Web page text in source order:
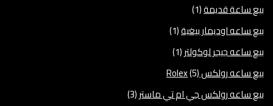
بيع ساعة قديمة(1)
بيع ساعه اوديمار بيغية(1)
بيع ساعه جيجر لوكولتر(1)
بيع ساعه رولكس Rolex(5)
بيع ساعه رولكس جي ام تي ماستر(3)